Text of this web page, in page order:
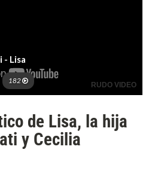
de Lisa, la hija
y Cecilia